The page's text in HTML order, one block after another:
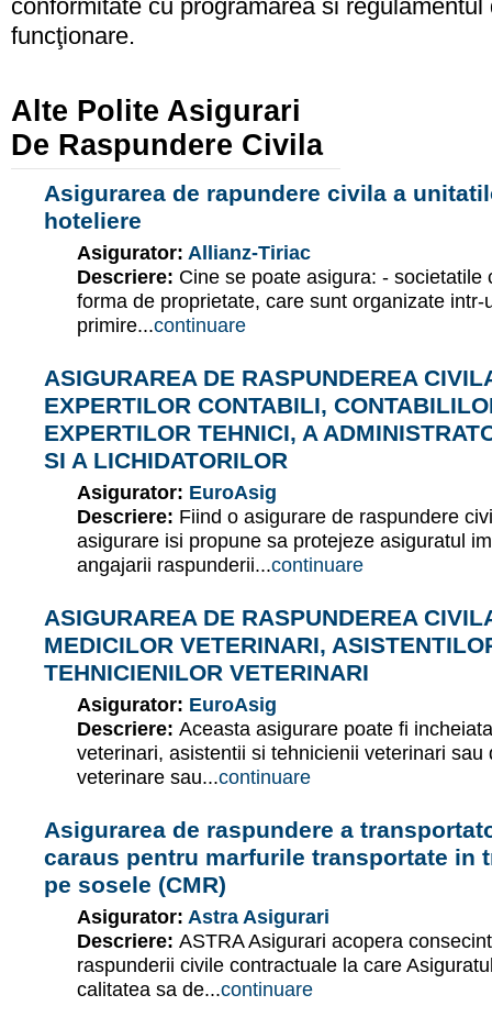
conformitate cu programarea si
funcţionare.
Alte Polite Asigurari
De Raspundere Civila
Asigurarea de rapundere civila a
hoteliere
Asigurator: Allianz-Tiriac
Descriere: Cine se poate asigura: - societatile
forma de proprietate, care sunt organizate
primire...continuare
ASIGURAREA DE RASPUNDEREA
EXPERTILOR CONTABILI,
EXPERTILOR TEHNICI, A
SI A LICHIDATORILOR
Asigurator: EuroAsig
Descriere: Fiind o asigurare de raspundere
asigurare isi propune sa protejeze asiguratul
angajarii raspunderii...continuare
ASIGURAREA DE RASPUNDEREA
MEDICILOR VETERINARI,
TEHNICIENILOR VETERINARI
Asigurator: EuroAsig
Descriere: Aceasta asigurare poate fi
veterinari, asistentii si tehnicienii veterinari sau
veterinare sau...continuare
Asigurarea de raspundere a
caraus pentru marfurile transportate in
pe sosele (CMR)
Asigurator: Astra Asigurari
Descriere: ASTRA Asigurari acopera
raspunderii civile contractuale la care
calitatea sa de...continuare